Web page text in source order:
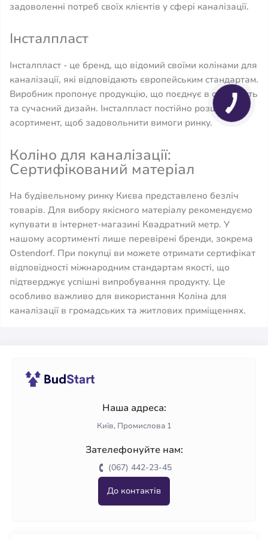
задоволенні потреб своїх клієнтів у сфері каналізації.
Інсталпласт
Інсталпласт - це бренд, що відомий своїми колінами для
каналізації, які відповідають європейським стандартам.
Виробник пропонує продукцію, що поєднує в собі якість
та сучасний дизайн. Інсталпласт постійно розширює
асортимент, щоб задовольнити вимоги ринку.
Коліно для каналізації:
Сертифікований матеріал
На будівельному ринку Києва представлено безліч
товарів. Для вибору якісного матеріалу рекомендуємо
купувати в інтернет-магазині Квадратний метр. У
нашому асортименті лише перевірені бренди, зокрема
Ostendorf. При покупці ви можете отримати сертифікат
відповідності міжнародним стандартам якості, що
підтверджує успішні випробування продукту. Це
особливо важливо для використання Коліна для
каналізації в громадських та житлових приміщеннях.
Наша адреса:
Київ, Промислова 1
Зателефонуйте нам:
(067) 442-23-45
До контактів